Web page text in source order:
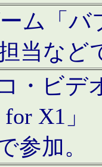
ム「
当など
・ビデ
for X1」
参加。